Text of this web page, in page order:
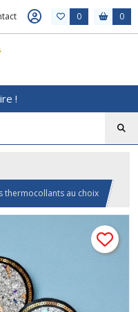
0 0
!
thermocollants au choix